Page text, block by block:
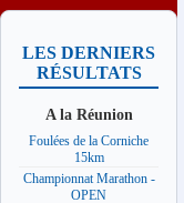
LES DERNIERS
RÉSULTATS
A la Réunion
Foulées de la Corniche
15km
Championnat Marathon -
OPEN